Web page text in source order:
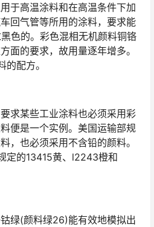
于高温涂料和在高温条件下加
回气管等所用的涂料，要求能
色的。彩色混相无机颜料铜铬
面的要求，故用量逐年增多。
配方。
求某些工业涂料也必须采用彩
便是一个实例。美国运输部规
，也必须采用不含铅的颜料。
定的13415黄、l2243橙和
绿(颜料绿26)能有效地模拟出